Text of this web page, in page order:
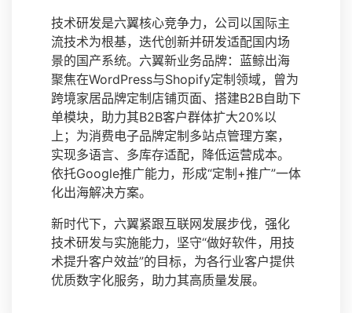
技术研发是六翼核心竞争力，公司以国际主
流技术为根基，迭代创新并研发适配国内场
景的国产系统。六翼新业务品牌：蓝鲸出海
聚焦在WordPress与Shopify定制领域，曾为
跨境家居品牌定制店铺页面、搭建B2B自助下
单模块，助力其B2B客户群体扩大20%以
上；为消费电子品牌定制多站点管理方案，
实现多语言、多库存适配，降低运营成本。
依托Google推广能力，形成“定制+推广”一体
化出海解决方案。
新时代下，六翼紧跟互联网发展步伐，强化
技术研发与实施能力，坚守“做好软件，用技
术提升客户效益”的目标，为各行业客户提供
优质数字化服务，助力其高质量发展。